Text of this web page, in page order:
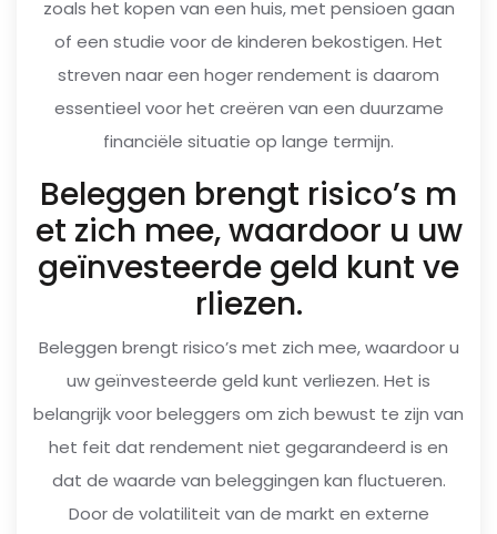
zoals het kopen van een huis, met pensioen gaan
of een studie voor de kinderen bekostigen. Het
streven naar een hoger rendement is daarom
essentieel voor het creëren van een duurzame
financiële situatie op lange termijn.
Beleggen brengt risico’s m
et zich mee, waardoor u uw
geïnvesteerde geld kunt ve
rliezen.
Beleggen brengt risico’s met zich mee, waardoor u
uw geïnvesteerde geld kunt verliezen. Het is
belangrijk voor beleggers om zich bewust te zijn van
het feit dat rendement niet gegarandeerd is en
dat de waarde van beleggingen kan fluctueren.
Door de volatiliteit van de markt en externe